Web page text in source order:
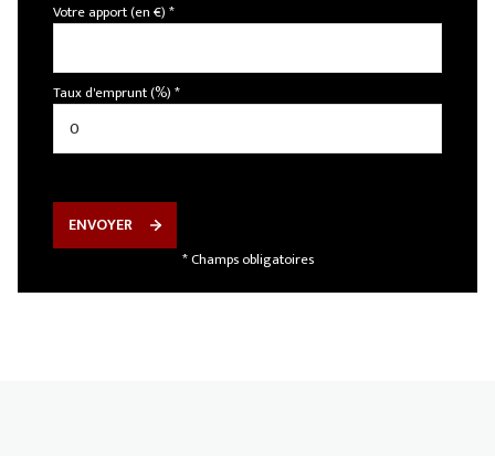
Votre apport (en €) *
Taux d'emprunt (%) *
ENVOYER
* Champs obligatoires